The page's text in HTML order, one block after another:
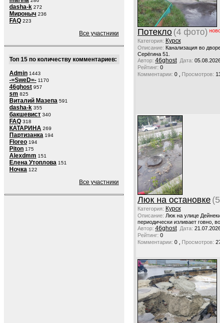
dasha-k 272
Мироныч 236
FAQ 223
Все участники
Топ 15 по количеству комментариев:
Admin 1443
-=SweD=- 1170
46ghost 957
sm 825
Виталий Мазепа 591
dasha-k 355
бакшевист 340
FAQ 318
КАТАРИНА 269
Партизанка 194
Floreo 194
Piton 175
Alexdmm 151
Елена Утоплова 151
Ночка 122
Все участники
Потекло (4 фото)
Категория: Курск
Описание: Канализация во
Серёгина 51.
Автор: 46ghost Дата:
Рейтинг: 0
Комментарии: 0 , Просмотров:
Люк на остановке
Категория: Курск
Описание: Люк на улице
периодически изливает говно,
Автор: 46ghost Дата:
Рейтинг: 0
Комментарии: 0 , Просмотров: